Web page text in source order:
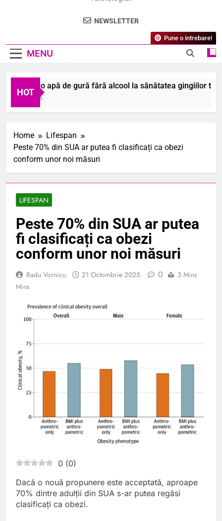
NEWSLETTER
MENU
Pune o intrebare!
HOT
ajută o apă de gură fără alcool la sănătatea gingiilor tale?
2026
Home
Lifespan
Peste 70% din SUA ar putea fi clasificați ca obezi
conform unor noi măsuri
LIFESPAN
Peste 70% din SUA ar putea
fi clasificați ca obezi
conform unor noi măsuri
Radu Vornicu 21 Octombrie 2025 0
3 Mins
Mins
0 (0)
Dacă o nouă propunere este acceptată, aproape
70% dintre adulții din SUA s-ar putea regăsi
clasificați ca obezi.